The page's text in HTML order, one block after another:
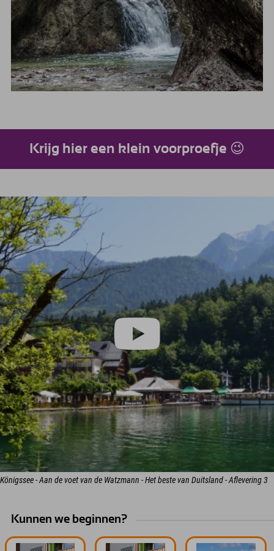
Krijg hier een klein voorproefje 😉
Königssee - Aan de voet van de Watzmann - Het beste van Duitsland - Aflevering 3
Kunnen we beginnen?